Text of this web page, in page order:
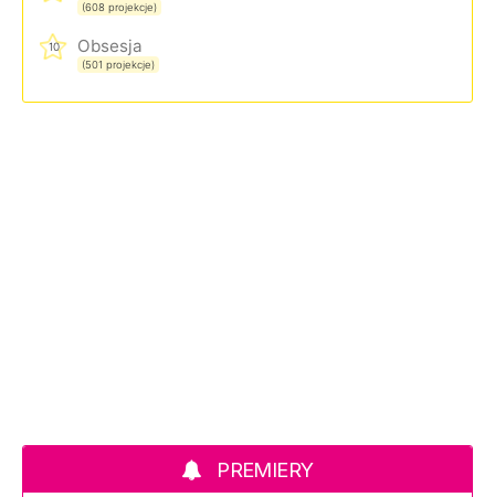
(608 projekcje)
10 Obsesja
(501 projekcje)
PREMIERY